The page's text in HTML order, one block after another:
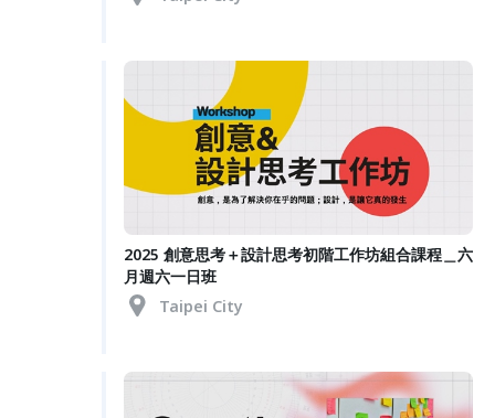
2025 創意思考＋設計思考初階工作坊組合課程＿六
月週六一日班
Taipei City